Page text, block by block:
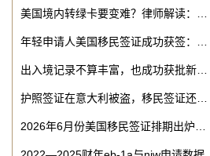
美国境内转绿卡要变难？律师解读：…
年轻申请人美国移民签证成功获签：…
出入境记录不算丰富，也成功获批新…
护照签证在意大利被盗，移民签证还…
2026年6月份美国移民签证排期出炉…